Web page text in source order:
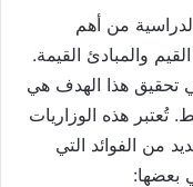
من أهم
والمبادئ القيمة.
تحقيق هذا الهدف هي
تُعتبر هذه الوزاريات
من الفوائد التي
بعضها: